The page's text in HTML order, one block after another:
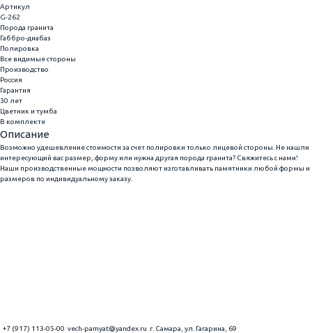
Артикул
G-262
Порода гранита
Габбро-диабаз
Полировка
Все видимые стороны
Производство
Россия
Гарантия
30 лет
Цветник и тумба
В комплекте
Описание
Возможно удешевление стоимости за счет полировки только лицевой стороны. Не нашли
интересующий вас размер, форму или нужна другая порода гранита? Свяжитесь с нами!
Наши производственные мощности позволяют изготавливать памятники любой формы и
размеров по индивидуальному заказу.
+7 (917) 113-05-00 vech-pamyat@yandex.ru г. Самара, ул. Гагарина, 69